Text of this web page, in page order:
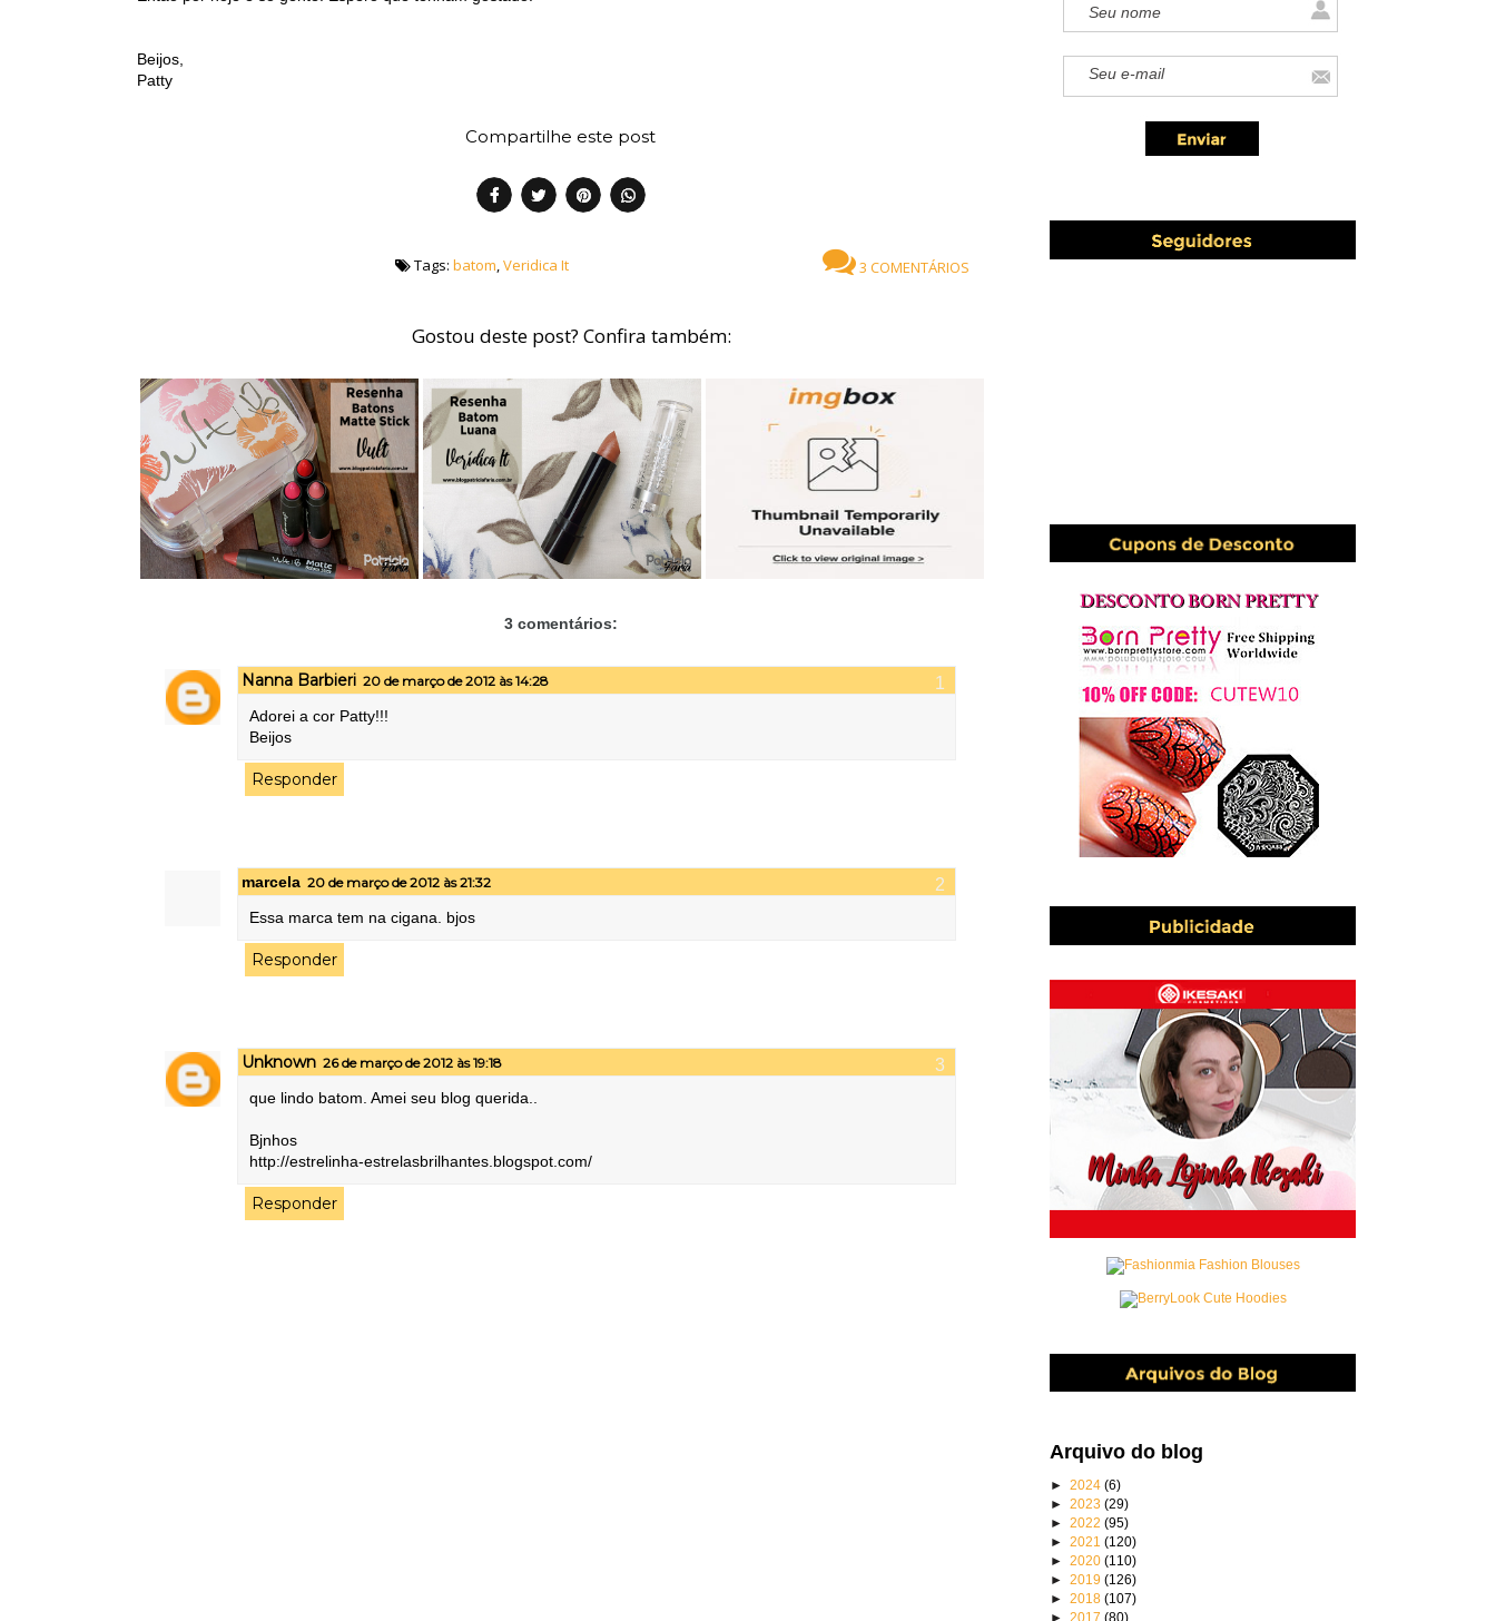
Beijos,
Patty
Compartilhe este post
3 COMENTÁRIOS
Tags: batom,Veridica It
Gostou deste post? Confira também:
3 comentários:
Nanna Barbieri 20 de março de 2012 às 14:28
Adorei a cor Patty!!!
Beijos
Responder
marcela 20 de março de 2012 às 21:32
Essa marca tem na cigana. bjos
Responder
Unknown 26 de março de 2012 às 19:18
que lindo batom. Amei seu blog querida..
Bjnhos
http://estrelinha-estrelasbrilhantes.blogspot.com/
Responder
Arquivo do blog
►2024(6)
►2023(29)
►2022(95)
►2021(120)
►2020(110)
►2019(126)
►2018(107)